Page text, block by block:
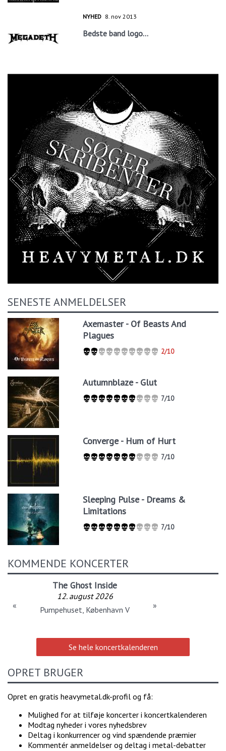
NYHED 8. nov 2013
Bedste band logo...
SENESTE ANMELDELSER
Axemaster - Of Beasts And
Plagues
2/10
Autumnblaze - Glut
7/10
Converge - Hum of Hurt
7/10
Sleeping Pulse - Dreams &
Limitations
7/10
KOMMENDE KONCERTER
The Ghost Inside
12. august 2026
Pumpehuset, København V
« »
Se hele koncertkalenderen
OPRET BRUGER
Opret en gratis heavymetal.dk-profil og få:
Mulighed for at tilføje koncerter i koncertkalenderen
Modtag nyheder i vores nyhedsbrev
Deltag i konkurrencer og vind spændende præmier
Kommentér anmeldelser og deltag i metal-debatter